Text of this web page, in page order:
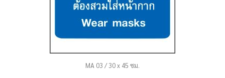
MA 03 / 30 x 45 ซม.